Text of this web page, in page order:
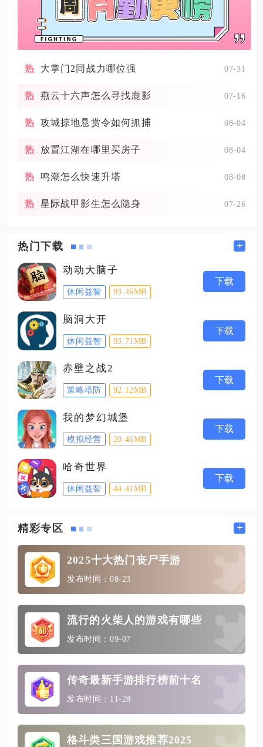
大掌门2同战力哪位强 07-31
燕云十六声怎么寻找鹿影 07-16
攻城掠地悬赏令如何抓捕 08-04
放置江湖在哪里买房子 08-04
鸣潮怎么快速升塔 08-08
星际战甲影生怎么隐身 07-26
热门下载 +
动动大脑子
休闲益智 93.46MB
下载
脑洞大开
休闲益智 93.71MB
下载
赤壁之战2
策略塔防 92.12MB
下载
我的梦幻城堡
模拟经营 20.46MB
下载
哈奇世界
休闲益智 44.41MB
下载
精彩专区 +
2025十大热门丧尸手游
发布时间：08-23
流行的火柴人的游戏有哪些
发布时间：09-07
传奇最新手游排行榜前十名
发布时间：11-28
格斗类三国游戏推荐2025